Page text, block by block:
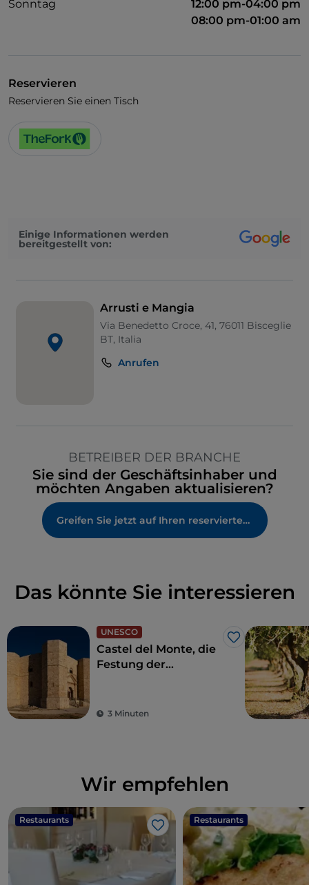
Sonntag
12:00 pm-04:00 pm
08:00 pm-01:00 am
Reservieren
Reservieren Sie einen Tisch
Einige Informationen werden
bereitgestellt von:
Arrusti e Mangia
Via Benedetto Croce, 41, 76011 Bisceglie
BT, Italia
Anrufen
BETREIBER DER BRANCHE
Sie sind der Geschäftsinhaber und
möchten Angaben aktualisieren?
Greifen Sie jetzt auf Ihren reservierten Bereich zu
Das könnte Sie interessieren
UNESCO
Like
Castel del Monte, die
Festung der
3 Minuten
Wir empfehlen
Restaurants
Like
Restaurants